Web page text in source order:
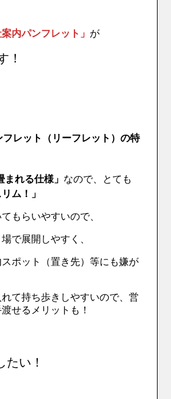
内パンフレット」 が
！
レット（リーフレット）の特
まれる仕様」 なので、とても
ム！」
もらいやすいので、
で展開しやすく、
ポット（置き先）等にも嫌が
て持ち歩きしやすいので、営
せるメリットも！
たい！